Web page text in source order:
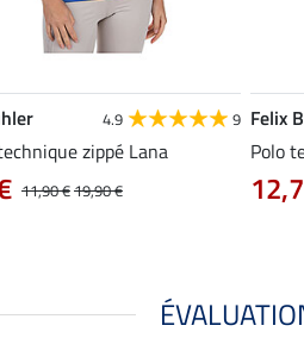
4.9 9
zippé Lana
11,90 €19,90 €
Felix
Polo